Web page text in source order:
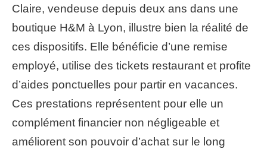
Claire, vendeuse depuis deux ans dans une
boutique H&M à Lyon, illustre bien la réalité de
ces dispositifs. Elle bénéficie d’une remise
employé, utilise des tickets restaurant et profite
d’aides ponctuelles pour partir en vacances.
Ces prestations représentent pour elle un
complément financier non négligeable et
améliorent son pouvoir d’achat sur le long